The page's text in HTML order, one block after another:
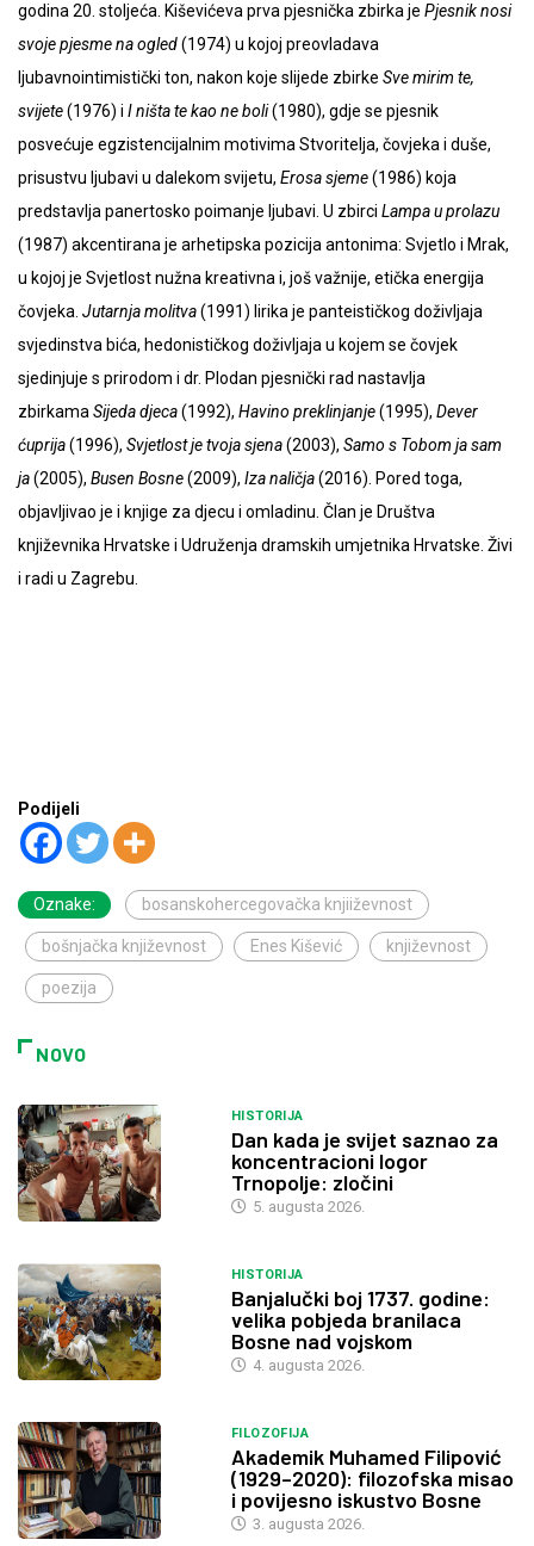
godina 20. stoljeća. Kiševićeva prva pjesnička zbirka je Pjesnik nosi
svoje pjesme na ogled(1974) u kojoj preovladava
ljubavnointimistički ton, nakon koje slijede zbirke Sve mirim te,
svijete(1976) i I ništa te kao ne boli(1980), gdje se pjesnik
posvećuje egzistencijalnim motivima Stvoritelja, čovjeka i duše,
prisustvu ljubavi u dalekom svijetu, Erosa sjeme(1986) koja
predstavlja panertosko poimanje ljubavi. U zbirci Lampa u prolazu
(1987) akcentirana je arhetipska pozicija antonima: Svjetlo i Mrak,
u kojoj je Svjetlost nužna kreativna i, još važnije, etička energija
čovjeka. Jutarnja molitva(1991) lirika je panteističkog doživljaja
svjedinstva bića, hedonističkog doživljaja u kojem se čovjek
sjedinjuje s prirodom i dr. Plodan pjesnički rad nastavlja
zbirkama Sijeda djeca(1992), Havino preklinjanje(1995), Dever
ćuprija(1996), Svjetlost je tvoja sjena(2003), Samo s Tobom ja sam
ja(2005), Busen Bosne(2009), Iza naličja(2016). Pored toga,
objavljivao je i knjige za djecu i omladinu. Član je Društva
književnika Hrvatske i Udruženja dramskih umjetnika Hrvatske. Živi
i radi u Zagrebu.
Podijeli
Oznake: bosanskohercegovačka knjiiževnost
bošnjačka književnost Enes Kišević književnost
poezija
NOVO
HISTORIJA
Dan kada je svijet saznao za
koncentracioni logor
Trnopolje: zločini
5. augusta 2026.
HISTORIJA
Banjalučki boj 1737. godine:
velika pobjeda branilaca
Bosne nad vojskom
4. augusta 2026.
FILOZOFIJA
Akademik Muhamed Filipović
(1929–2020): filozofska misao
i povijesno iskustvo Bosne
3. augusta 2026.